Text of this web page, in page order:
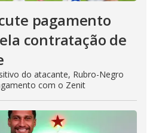
pagamento
contratação de
do atacante, Rubro-Negro
com o Zenit